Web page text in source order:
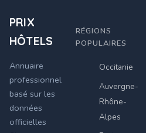
PRIX
HÔTELS
Annuaire
professionnel
basé sur les
données
officielles
RÉGIONS
POPULAIRES
Occitanie
Auvergne-
Rhône-
Alpes